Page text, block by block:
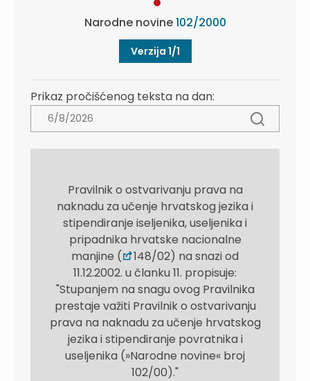
Narodne novine102/2000
Verzija 1/1
Prikaz pročišćenog teksta na dan:
Pravilnik o ostvarivanju prava na
naknadu za učenje hrvatskog jezika i
stipendiranje iseljenika, useljenika i
pripadnika hrvatske nacionalne
manjine (
148/02) na snazi od
11.12.2002. u članku 11. propisuje:
"Stupanjem na snagu ovog Pravilnika
prestaje važiti Pravilnik o ostvarivanju
prava na naknadu za učenje hrvatskog
jezika i stipendiranje povratnika i
useljenika (»Narodne novine« broj
102/00)."